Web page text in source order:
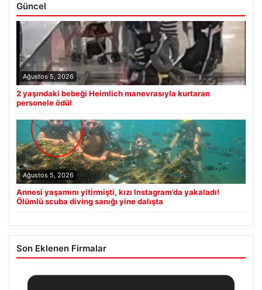
Güncel
Ağustos 5, 2026
2 yaşındaki bebeği Heimlich manevrasıyla kurtaran
personele ödül
Ağustos 5, 2026
Annesi yaşamını yitirmişti, kızı Instagram’da yakaladı!
Ölümlü scuba diving sanığı yine dalışta
Son Eklenen Firmalar